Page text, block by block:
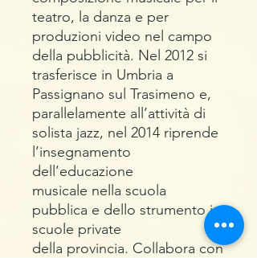
teatro, la danza e per
produzioni video nel campo
della pubblicità. Nel 2012 si
trasferisce in Umbria a
Passignano sul Trasimeno e,
parallelamente all’attività di
solista jazz, nel 2014 riprende
l’insegnamento
dell’educazione
musicale nella scuola
pubblica e dello strumento in
scuole private
della provincia. Collabora con